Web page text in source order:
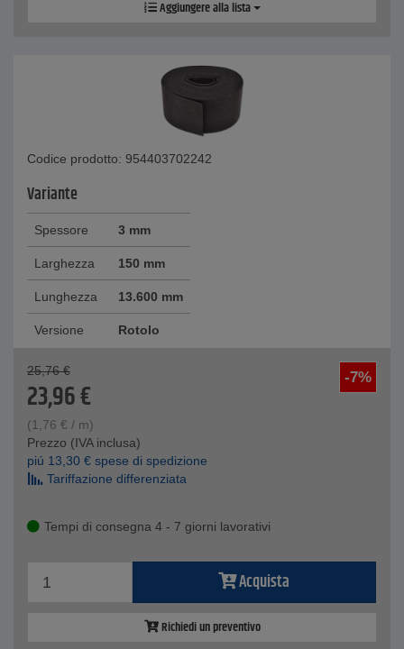
Aggiungere alla lista
Codice prodotto: 954403702242
Variante
Spessore 3 mm
Larghezza 150 mm
Lunghezza 13.600 mm
Versione Rotolo
-7%
25,76 €
23,96€
(1,76 € / m)
Prezzo (IVA inclusa)
piú 13,30 € spese di spedizione
Tariffazione differenziata
Tempi di consegna 4 - 7 giorni lavorativi
Acquista
Richiedi un preventivo